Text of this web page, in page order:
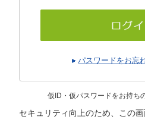
パスワードをお忘
仮ID・仮パスワードをお持ち
セキュリティ向上のため、この